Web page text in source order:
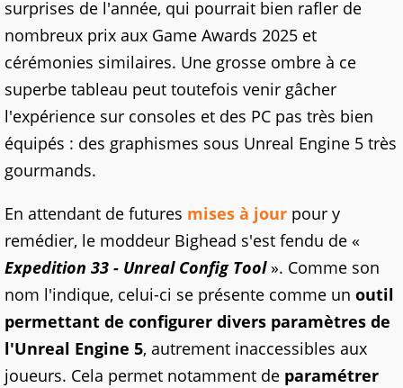
surprises de l'année, qui pourrait bien rafler de
nombreux prix aux Game Awards 2025 et
cérémonies similaires. Une grosse ombre à ce
superbe tableau peut toutefois venir gâcher
l'expérience sur consoles et des PC pas très bien
équipés : des graphismes sous Unreal Engine 5 très
gourmands.
En attendant de futures mises à jour pour y
remédier, le moddeur Bighead s'est fendu de «
Expedition 33 - Unreal Config Tool ». Comme son
nom l'indique, celui-ci se présente comme un outil
permettant de configurer divers paramètres de
l'Unreal Engine 5, autrement inaccessibles aux
joueurs. Cela permet notamment de paramétrer